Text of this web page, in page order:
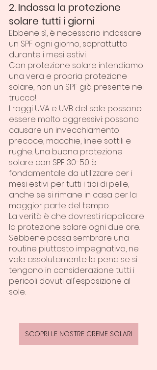
2. Indossa la protezione
solare tutti i giorni
Ebbene sì, è necessario indossare
un SPF ogni giorno, soprattutto
durante i mesi estivi.
Con protezione solare intendiamo
una vera e propria protezione
solare, non un SPF già presente nel
trucco!
I raggi UVA e UVB del sole possono
essere molto aggressivi: possono
causare un invecchiamento
precoce, macchie, linee sottili e
rughe. Una buona protezione
solare con SPF 30-50 è
fondamentale da utilizzare per i
mesi estivi per tutti i tipi di pelle,
anche se si rimane in casa per la
maggior parte del tempo.
La verità è che dovresti riapplicare
la protezione solare ogni due ore.
Sebbene possa sembrare una
routine piuttosto impegnativa, ne
vale assolutamente la pena se si
tengono in considerazione tutti i
pericoli dovuti all'esposizione al
sole.
SCOPRI LE NOSTRE CREME SOLARI